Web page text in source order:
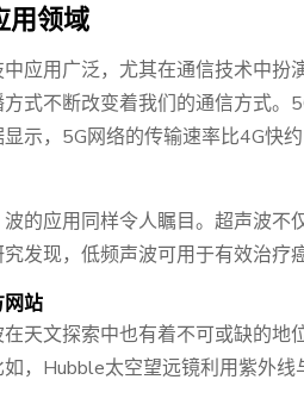
用领域
应用广泛，尤其在通信技术中
式不断改变着我们的通信方式
示，5G网络的传输速率比4G快
的应用同样令人瞩目。超声波
发现，低频声波可用于有效治疗
站
天文探索中也有着不可或缺的
，Hubble太空望远镜利用紫外